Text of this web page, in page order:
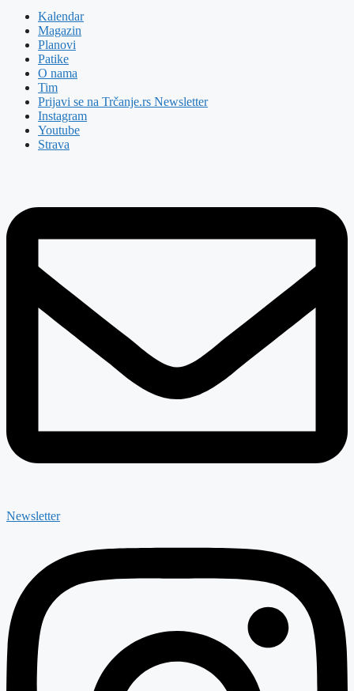
Kalendar
Magazin
Planovi
Patike
O nama
Tim
Prijavi se na Trčanje.rs Newsletter
Instagram
Youtube
Strava
Newsletter